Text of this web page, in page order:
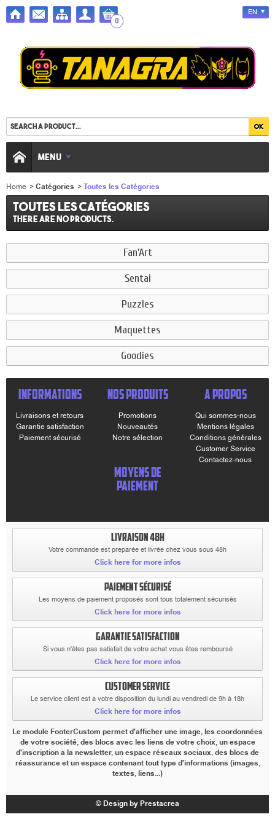
0
EN
MENU
Home >Catégories >Toutes les Catégories
Toutes les Catégories
There are no products.
Fan'Art
Sentai
Puzzles
Maquettes
Goodies
INFORMATIONS
Livraisons et retours
Garantie satisfaction
Paiement sécurisé
NOS PRODUITS
Promotions
Nouveautés
Notre sélection
A PROPOS
Qui sommes-nous
Mentions légales
Conditions générales
Customer Service
Contactez-nous
MOYENS DE
PAIEMENT
LIVRAISON 48H
Votre commande est preparée et livrée chez vous sous 48h
Click here for more infos
PAIEMENT SÉCURISÉ
Les moyens de paiement proposés sont tous totalement sécurisés
Click here for more infos
GARANTIE SATISFACTION
Si vous n'êtes pas satisfait de votre achat vous êtes remboursé
Click here for more infos
CUSTOMER SERVICE
Le service client est a votre disposition du lundi au vendredi de 9h à 18h
Click here for more infos
Le module FooterCustom permet d'afficher une image, les coordonnées
de votre société, des blocs avec les liens de votre choix, un espace
d'inscription a la newsletter, un espace réseaux sociaux, des blocs de
réassurance et un espace contenant tout type d'informations (images,
textes, liens...)
© Design by Prestacrea